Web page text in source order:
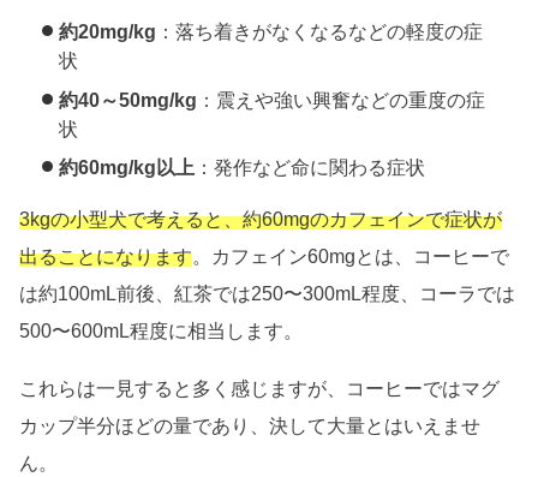
約20mg/kg ：落ち着きがなくなるなどの軽度の症
状
約40～50mg/kg ：震えや強い興奮などの重度の症
状
約60mg/kg以上 ：発作など命に関わる症状
3kgの小型犬で考えると、約60mgのカフェインで症状が
出ることになります。カフェイン60mgとは、コーヒーで
は約100mL前後、紅茶では250〜300mL程度、コーラでは
500〜600mL程度に相当します。
これらは一見すると多く感じますが、コーヒーではマグ
カップ半分ほどの量であり、決して大量とはいえませ
ん。